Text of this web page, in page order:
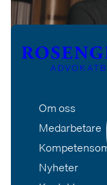
Om oss
Medarbetare
Nyheter